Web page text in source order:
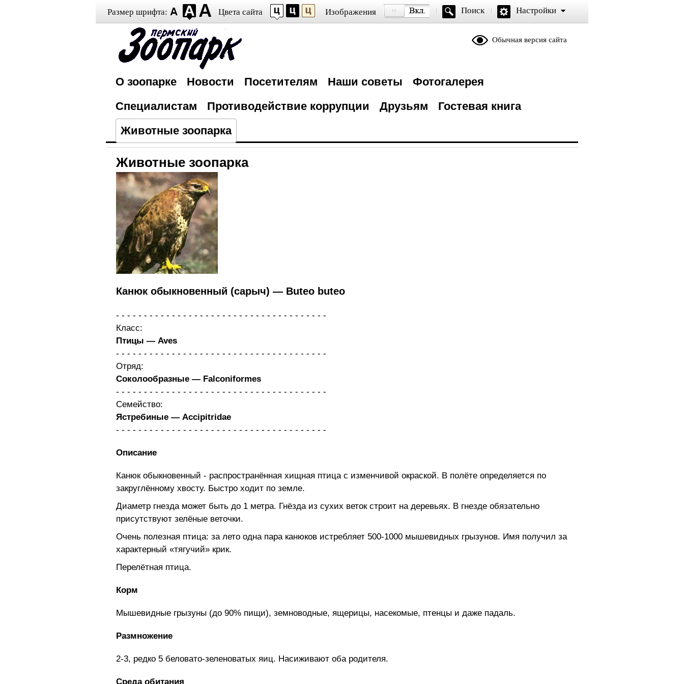
Размер шрифта: Цвета сайта Изображения Поиск Настройки
Обычная версия сайта
О зоопарке Новости Посетителям Наши советы
Фотогалерея
Специалистам
Противодействие коррупции Друзьям
Гостевая книга
Животные зоопарка
Животные зоопарка
Канюк обыкновенный (сарыч) — Buteo buteo
Класс:
Птицы — Aves
Отряд:
Соколообразные — Falconiformes
Семейство:
Ястребиные — Accipitridae
Описание
Канюк обыкновенный - распространённая хищная птица с изменчивой окраской. В полёте определяется по
закруглённому хвосту. Быстро ходит по земле.
Диаметр гнезда может быть до 1 метра. Гнёзда из сухих веток строит на деревьях. В гнезде обязательно
присутствуют зелёные веточки.
Очень полезная птица: за лето одна пара канюков истребляет 500-1000 мышевидных грызунов. Имя получил за
характерный «тягучий» крик.
Перелётная птица.
Корм
Мышевидные грызуны (до 90% пищи), земноводные, ящерицы, насекомые, птенцы и даже падаль.
Размножение
2-3, редко 5 беловато-зеленоватых яиц. Насиживают оба родителя.
Среда обитания